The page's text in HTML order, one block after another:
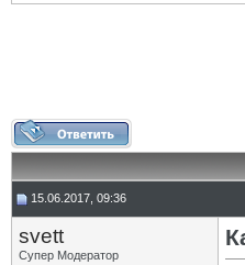
15.06.2017, 09:36
svett
Супер Модератор